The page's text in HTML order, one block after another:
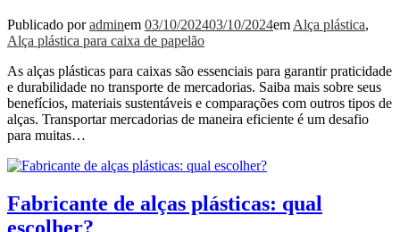
Publicado poradminem 03/10/202403/10/2024em Alça plástica,
Alça plástica para caixa de papelão
As alças plásticas para caixas são essenciais para garantir praticidade
e durabilidade no transporte de mercadorias. Saiba mais sobre seus
benefícios, materiais sustentáveis e comparações com outros tipos de
alças. Transportar mercadorias de maneira eficiente é um desafio
para muitas…
Fabricante de alças plásticas: qual